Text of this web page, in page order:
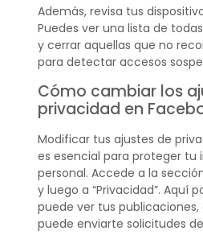
Además, revisa tus
Puedes ver una lista de
y cerrar aquellas que no
para detectar accesos
Cómo cambiar los
privacidad en
Modificar tus ajustes de
es esencial para proteger tu
personal. Accede a la
y luego a “Privacidad”. Aquí
puede ver tus
puede enviarte solicitudes